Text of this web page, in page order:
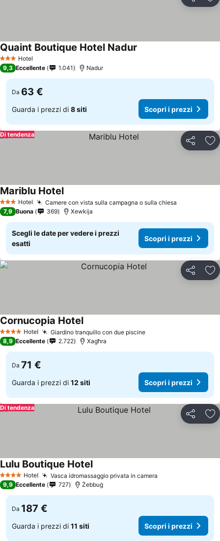
3 StelleHotel
Quaint Boutique Hotel Nadur
9,3 Eccellente 1.041 Nadur
Da 63 €
Guarda i prezzi di 8 siti Scopri i prezzi
Condividi
Di tendenza
3 StelleHotel Camere con vista sulla campagna o sulla chiesa
Mariblu Hotel
7,9 Buona 369 Xewkija
Scegli le date per vedere i prezzi
esatti
Scopri i prezzi
Condividi
4 Stelle Hotel Giardino tranquillo con due piscine
Cornucopia Hotel
8,9 Eccellente 2.722 Xagħra
Da 71 €
Guarda i prezzi di 12 siti Scopri i prezzi
Condividi
Di tendenza
4 Stelle Hotel Vasca idromassaggio privata in camera
Lulu Boutique Hotel
9,9 Eccellente 727 Żebbuġ
Da 187 €
Guarda i prezzi di 11 siti Scopri i prezzi